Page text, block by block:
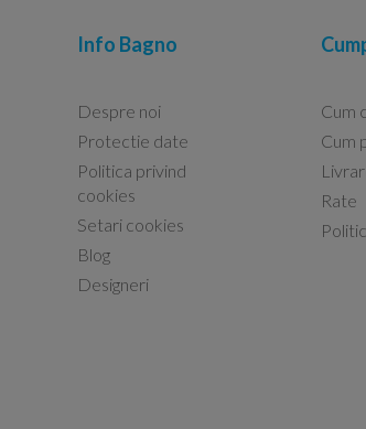
descrierii!
13.02.2026
Info Bagno
Despre noi
Protectie date
Politica privind
cookies
Setari cookies
Blog
Designeri
Cum
Cum
Rate